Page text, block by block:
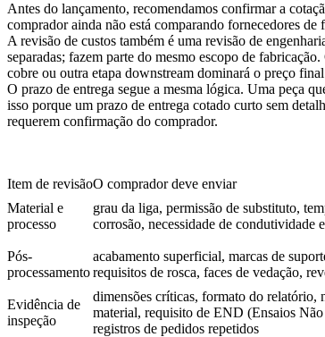
Antes do lançamento, recomendamos confirmar a
comprador ainda não está comparando fornecedores de
A revisão de custos também é uma revisão de
separadas; fazem parte do mesmo escopo de
cobre ou outra etapa downstream dominará o preço
O prazo de entrega segue a mesma lógica. Uma peça
isso porque um prazo de entrega cotado curto sem
requerem confirmação do comprador.
Item de revisãoO comprador deve enviar
Material e
processo
grau da liga, permissão de substituto,
corrosão, necessidade de condutividade
Pós-
processamento
acabamento superficial, marcas de
requisitos de rosca, faces de vedação,
Evidência de
inspeção
dimensões críticas, formato do relatório,
material, requisito de END (Ensaios
registros de pedidos repetidos